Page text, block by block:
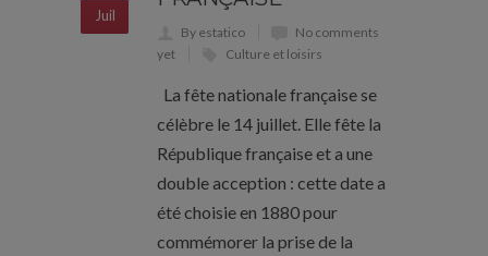
Juil
By estatico
No comments
yet
Culture et loisirs
La fête nationale française se
célèbre le 14 juillet. Elle fête la
République française et a une
double acception : cette date a
été choisie en 1880 pour
commémorer la prise de la